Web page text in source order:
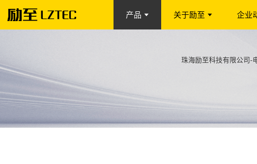
产品 关于励至 企业
珠海励至科技有限公司-